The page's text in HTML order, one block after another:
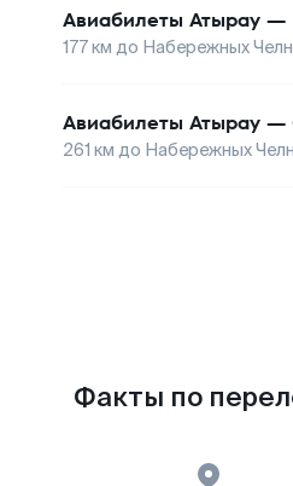
Авиабилеты Атырау —
177км до Набережных
Авиабилеты Атырау —
261 км до Набережных
Факты по